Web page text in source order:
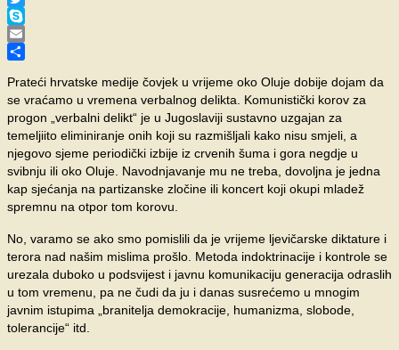
Twitter
Skype
Email
Prateći hrvatske medije čovjek u vrijeme oko Oluje dobije dojam da
se vraćamo u vremena verbalnog delikta. Komunistički korov za
progon „verbalni delikt“ je u Jugoslaviji sustavno uzgajan za
temeljiito eliminiranje onih koji su razmišljali kako nisu smjeli, a
njegovo sjeme periodički izbije iz crvenih šuma i gora negdje u
svibnju ili oko Oluje. Navodnjavanje mu ne treba, dovoljna je jedna
kap sjećanja na partizanske zločine ili koncert koji okupi mladež
spremnu na otpor tom korovu.
No, varamo se ako smo pomislili da je vrijeme ljevičarske diktature i
terora nad našim mislima prošlo. Metoda indoktrinacije i kontrole se
urezala duboko u podsvijest i javnu komunikaciju generacija odraslih
u tom vremenu, pa ne čudi da ju i danas susrećemo u mnogim
javnim istupima „branitelja demokracije, humanizma, slobode,
tolerancije“ itd.